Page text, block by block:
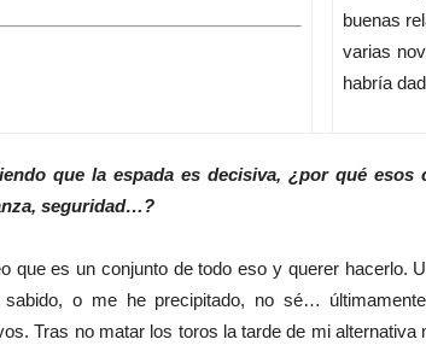
buenas
varias
habría
que la espada es decisiva, ¿por qué
seguridad…?
que es un conjunto de todo eso y querer hacerlo.
sabido, o me he precipitado, no sé…
Tras no matar los toros la tarde de mi